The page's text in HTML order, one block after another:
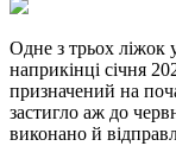
Одне з трьох ліжок
наприкінці січня
призначений на
застигло аж до
виконано й